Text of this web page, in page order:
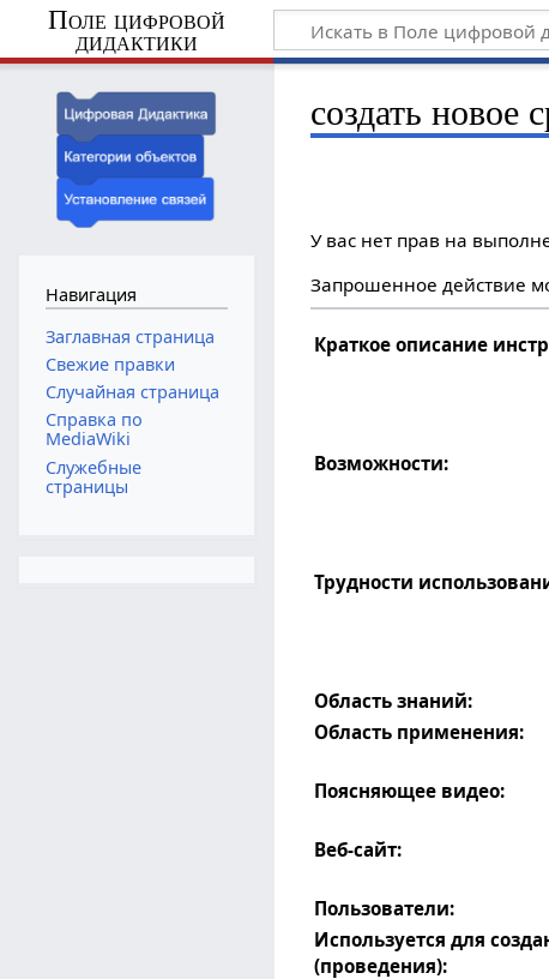
Поле цифровой
дидактики
создать новое
У вас нет прав на
Запрошенное действие
Краткое описание
Возможности:
Трудности
Область знаний:
Область применения:
Поясняющее видео:
Веб-сайт:
Пользователи:
Используется для
(проведения):
Навигация
Заглавная страница
Свежие правки
Случайная страница
Справка по
MediaWiki
Служебные
страницы